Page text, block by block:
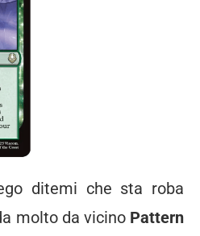
ditemi che sta roba
molto da vicino Pattern